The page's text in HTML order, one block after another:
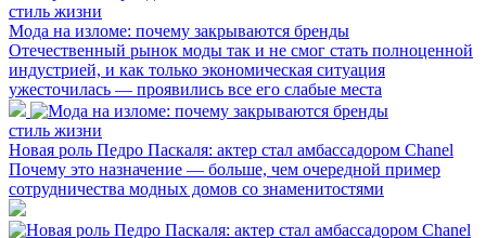
стиль жизни
Мода на изломе: почему закрываются бренды
Отечественный рынок моды так и не смог стать полноценной
индустрией, и как только экономическая ситуация
ужесточилась — проявились все его слабые места
стиль жизни
Новая роль Педро Паскаля: актер стал амбассадором Chanel
Почему это назначение — больше, чем очередной пример
сотрудничества модных домов со знаменитостями